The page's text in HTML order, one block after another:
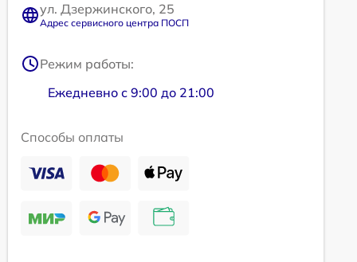
ул. Дзержинского, 25
Адрес сервисного центра ПОСП
Режим работы:
Ежедневно с 9:00 до 21:00
Способы оплаты